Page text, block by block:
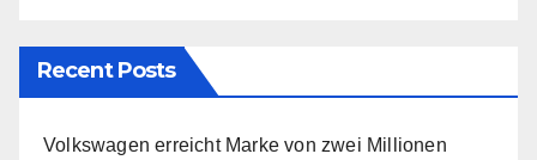
Recent Posts
Volkswagen erreicht Marke von zwei Millionen